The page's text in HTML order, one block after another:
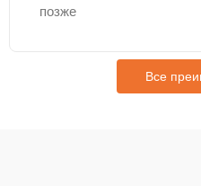
позже
Все